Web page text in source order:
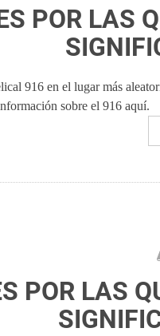
POR LAS
916 en el lugar más
sobre el 916 aquí.
POR LAS